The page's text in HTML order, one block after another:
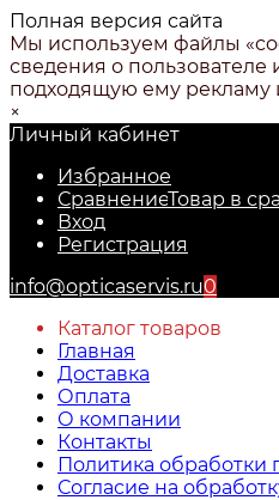
Полная версия сайта
Мы используем файлы
сведения о пользователе
подходящую ему рекламу
×
Личный кабинет
Избранное
СравнениеТовар в
Вход
Регистрация
info@opticaservis.ru0
Каталог товаров
Главная
Доставка
Оплата
О компании
Контакты
Политика обработки
Согласие на